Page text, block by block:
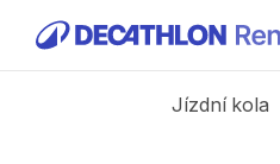
Jízdní kola